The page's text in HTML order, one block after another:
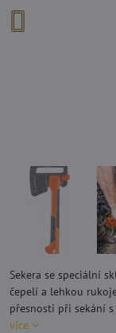
Sekera se speciální
čepelí a lehkou
přesnosti při sekání
více